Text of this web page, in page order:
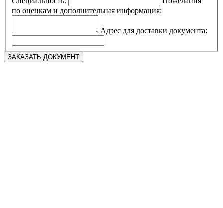
по оценкам и дополнительная информация:
Адрес для доставки документа: